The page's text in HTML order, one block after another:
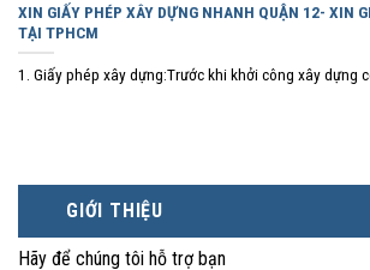
GIỚI THIỆU
Hãy để chúng tôi hỗ trợ bạn
XIN GIẤY PHÉP XÂY DỰNG NHANH QUẬN 12- XIN
TẠI TPHCM
1. Giấy phép xây dựng:Trước khi khởi công xây dựng